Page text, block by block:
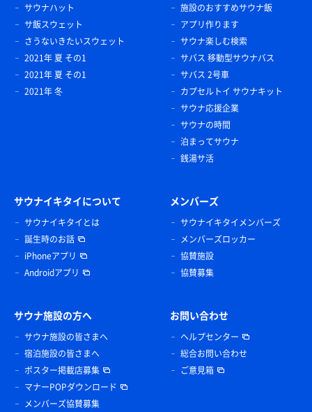
サウナハット
サ飯スウェット
さうないきたいスウェット
2021年 夏 その1
2021年 夏 その1
2021年 冬
施設のおすすめサウナ飯
アプリ作ります
サウナ楽しむ検索
サバス 移動型サウナバス
サバス 2号車
カプセルトイ サウナキット
サウナ応援企業
サウナの時間
泊まってサウナ
銭湯サ活
サウナイキタイについて
サウナイキタイとは
誕生時のお話
iPhoneアプリ
Androidアプリ
メンバーズ
サウナイキタイメンバーズ
メンバーズロッカー
協賛施設
協賛募集
サウナ施設の方へ
サウナ施設の皆さまへ
宿泊施設の皆さまへ
ポスター掲載店募集
マナーPOPダウンロード
メンバーズ協賛募集
お問い合わせ
ヘルプセンター
総合お問い合わせ
ご意見箱